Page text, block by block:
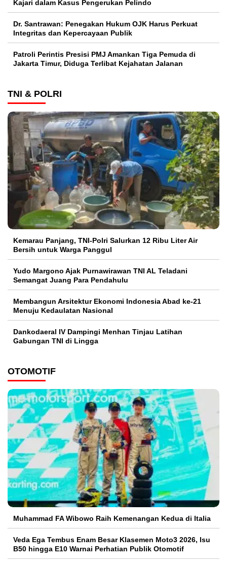
Kajari dalam Kasus Pengerukan Pelindo
Dr. Santrawan: Penegakan Hukum OJK Harus Perkuat
Integritas dan Kepercayaan Publik
Patroli Perintis Presisi PMJ Amankan Tiga Pemuda di
Jakarta Timur, Diduga Terlibat Kejahatan Jalanan
TNI & POLRI
Kemarau Panjang, TNI-Polri Salurkan 12 Ribu Liter Air
Bersih untuk Warga Panggul
Yudo Margono Ajak Purnawirawan TNI AL Teladani
Semangat Juang Para Pendahulu
Membangun Arsitektur Ekonomi Indonesia Abad ke-21
Menuju Kedaulatan Nasional
Dankodaeral IV Dampingi Menhan Tinjau Latihan
Gabungan TNI di Lingga
OTOMOTIF
Muhammad FA Wibowo Raih Kemenangan Kedua di Italia
Veda Ega Tembus Enam Besar Klasemen Moto3 2026, Isu
B50 hingga E10 Warnai Perhatian Publik Otomotif